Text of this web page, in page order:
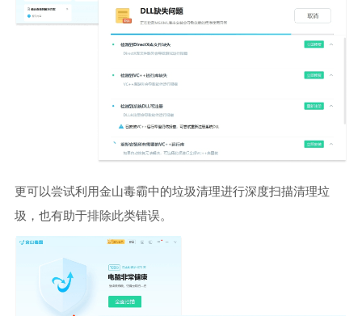
更可以尝试利用金山毒霸中的垃圾清理进行深度扫描清理垃
圾，也有助于排除此类错误。